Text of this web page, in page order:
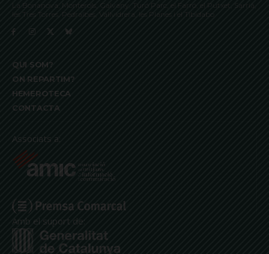
La Bonanova, Monterols, Galvany, Turó Parc, el Farró, el Putxet, Sarrià,
les Tres Torres, Pedralbes, Vallvidrera, les Planes i el Tibidabo
QUI SOM?
ON REPARTIM?
HEMEROTECA
CONTACTA
Associats a:
Amb el suport de: